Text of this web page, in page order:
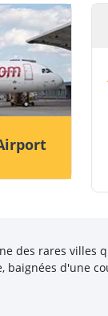
des rares
baignées d'une